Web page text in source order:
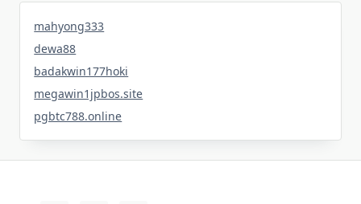
mahyong333
dewa88
badakwin177hoki
megawin1jpbos.site
pgbtc788.online